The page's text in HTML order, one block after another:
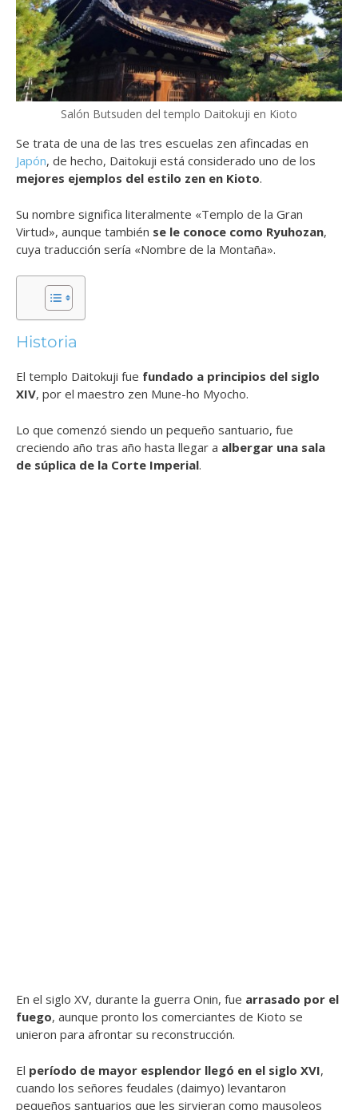
Salón Butsuden del templo Daitokuji en Kioto
Se trata de una de las tres escuelas zen afincadas en
Japón, de hecho, Daitokuji está considerado uno de los
mejores ejemplos del estilo zen en Kioto.
Su nombre significa literalmente «Templo de la Gran
Virtud», aunque también se le conoce como Ryuhozan,
cuya traducción sería «Nombre de la Montaña».
Historia
El templo Daitokuji fue fundado a principios del siglo
XIV, por el maestro zen Mune-ho Myocho.
Lo que comenzó siendo un pequeño santuario, fue
creciendo año tras año hasta llegar a albergar una sala
de súplica de la Corte Imperial.
En el siglo XV, durante la guerra Onin, fue arrasado por el
fuego, aunque pronto los comerciantes de Kioto se
unieron para afrontar su reconstrucción.
El período de mayor esplendor llegó en el siglo XVI,
cuando los señores feudales (daimyo) levantaron
pequeños santuarios que les sirvieran como mausoleos